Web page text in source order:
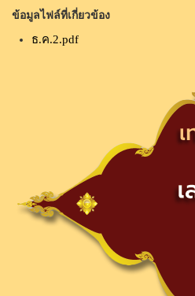
ข้อมูลไฟล์ที่เกี่ยวข้อง
ธ.ค.2.pdf